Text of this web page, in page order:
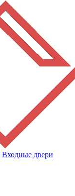
Входные двери